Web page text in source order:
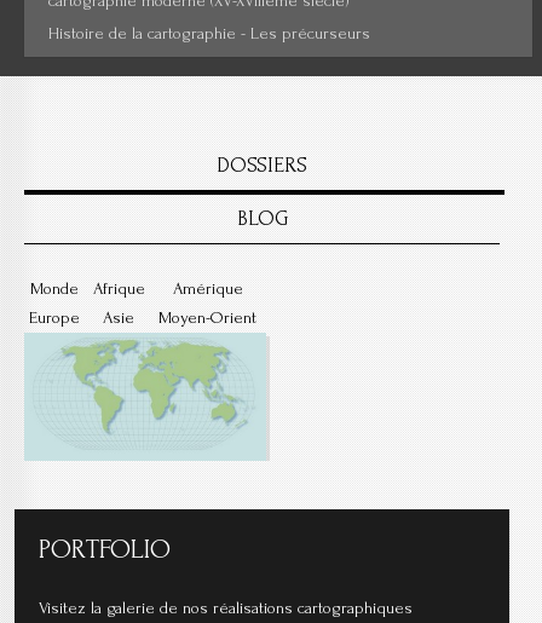
Histoire de la cartographie - Les précurseurs
DOSSIERS
BLOG
Monde
Europe
Afrique
Asie
Amérique
Moyen-Orient
PORTFOLIO
Visitez la galerie de nos réalisations cartographiques